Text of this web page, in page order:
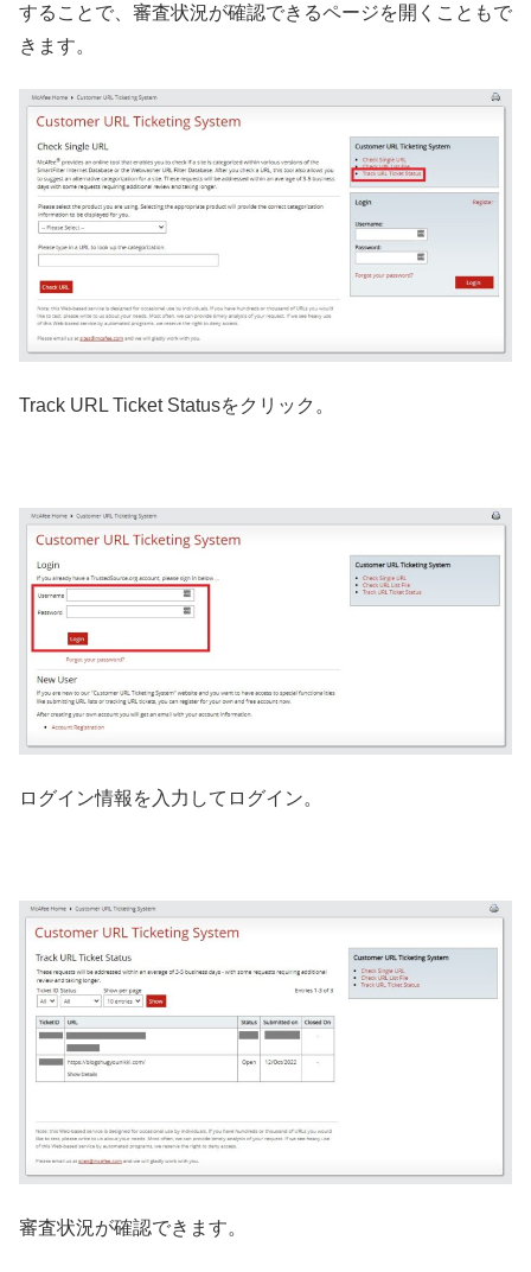
することで、審査状況が確認できるページを開くこともで
きます。
Track URL Ticket Statusをクリック。
ログイン情報を入力してログイン。
審査状況が確認できます。